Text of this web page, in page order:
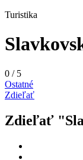
Turistika
0 /5
Ostatné
Zdieľať
Zdieľať